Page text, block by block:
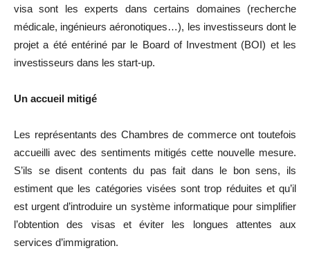
visa sont les experts dans certains domaines (recherche
médicale, ingénieurs aéronotiques…), les investisseurs dont le
projet a été entériné par le Board of Investment (BOI) et les
investisseurs dans les start-up.
Un accueil mitigé
Les représentants des Chambres de commerce ont toutefois
accueilli avec des sentiments mitigés cette nouvelle mesure.
S’ils se disent contents du pas fait dans le bon sens, ils
estiment que les catégories visées sont trop réduites et qu’il
est urgent d’introduire un système informatique pour simplifier
l’obtention des visas et éviter les longues attentes aux
services d’immigration.